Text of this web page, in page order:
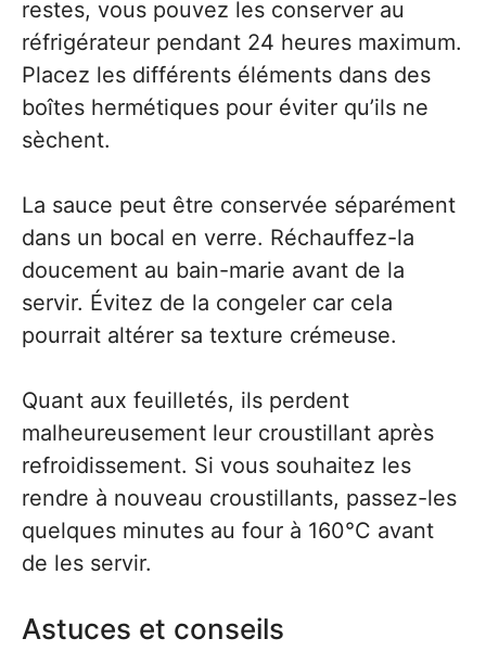
restes, vous pouvez les conserver au
réfrigérateur pendant 24 heures maximum.
Placez les différents éléments dans des
boîtes hermétiques pour éviter qu’ils ne
sèchent.
La sauce peut être conservée séparément
dans un bocal en verre. Réchauffez-la
doucement au bain-marie avant de la
servir. Évitez de la congeler car cela
pourrait altérer sa texture crémeuse.
Quant aux feuilletés, ils perdent
malheureusement leur croustillant après
refroidissement. Si vous souhaitez les
rendre à nouveau croustillants, passez-les
quelques minutes au four à 160°C avant
de les servir.
Astuces et conseils